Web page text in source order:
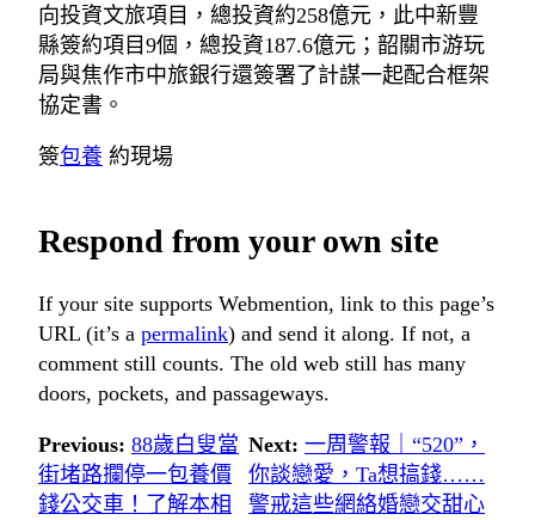
向投資文旅項目，總投資約258億元，此中新豐
縣簽約項目9個，總投資187.6億元；韶關市游玩
局與焦作市中旅銀行還簽署了計謀一起配合框架
協定書。
簽包養 約現場
Respond from your own site
If your site supports Webmention, link to this page’s
URL (it’s a permalink) and send it along. If not, a
comment still counts. The old web still has many
doors, pockets, and passageways.
Previous: 88歲白叟當
街堵路攔停一包養價
錢公交車！了解本相
Next: 一周警報｜“520”，
你談戀愛，Ta想搞錢……
警戒這些網絡婚戀交甜心